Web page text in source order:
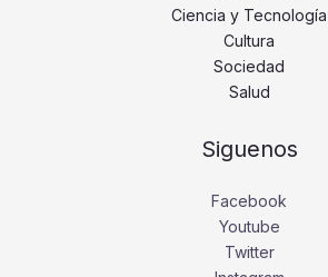
Ciencia y Tecnología
Cultura
Sociedad
Salud
Siguenos
Facebook
Youtube
Twitter